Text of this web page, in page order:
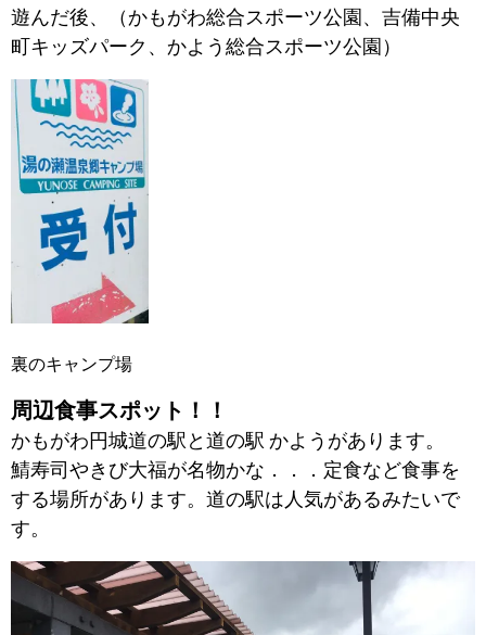
遊んだ後、（かもがわ総合スポーツ公園、吉備中央
町キッズパーク、かよう総合スポーツ公園）
裏のキャンプ場
周辺食事スポット！！
かもがわ円城道の駅と道の駅 かようがあります。
鯖寿司やきび大福が名物かな．．．定食など食事を
する場所があります。道の駅は人気があるみたいで
す。